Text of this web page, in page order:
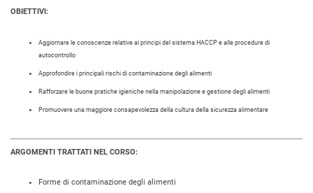
OBIETTIVI:
Aggiornare le conoscenze relative ai principi del sistema HACCP e alle procedure di
autocontrollo
Approfondire i principali rischi di contaminazione degli alimenti
Rafforzare le buone pratiche igieniche nella manipolazione e gestione degli alimenti
Promuovere una maggiore consapevolezza della cultura della sicurezza alimentare
ARGOMENTI TRATTATI NEL CORSO:
Forme di contaminazione degli alimenti